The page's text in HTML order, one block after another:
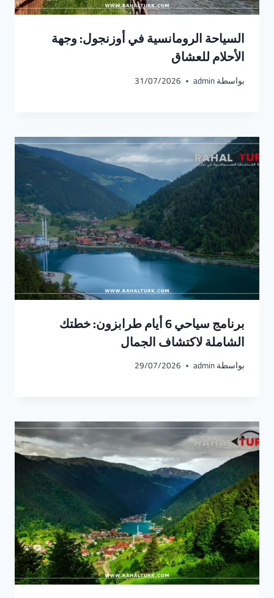
السياحة الرومانسية في أوزنجول: وجهة
الأحلام للعشاق
بواسطةadmin
31/07/2026
برنامج سياحي 6 أيام طرابزون: خطتك
الشاملة لاكتشاف الجمال
بواسطةadmin
29/07/2026